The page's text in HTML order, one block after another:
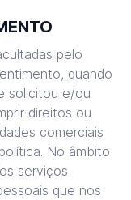
pelo
quando
solicitou e/ou
direitos ou
comerciais
No âmbito
serviços
que nos